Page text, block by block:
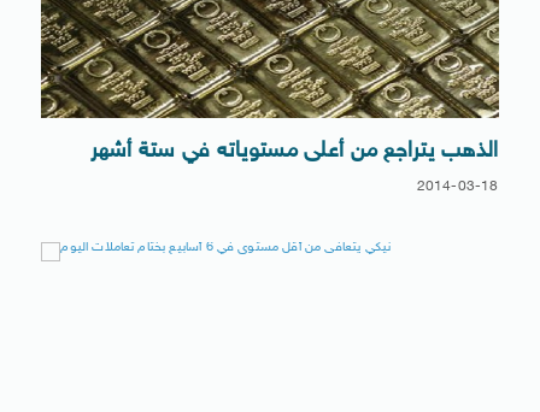
الذهب يتراجع من أعلى مستوياته في ستة أشهر
2014-03-18